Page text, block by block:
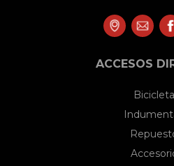
ACCESOS